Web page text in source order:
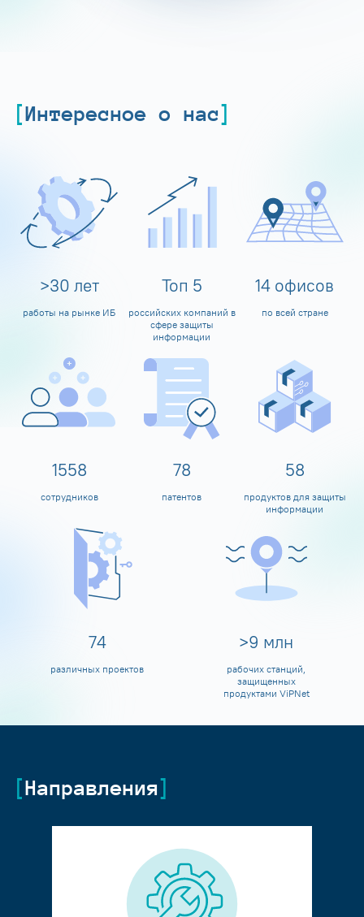
Интересное о нас
>30 лет
работы на рынке ИБ
Топ 5
российских компаний в
сфере защиты
информации
14 офисов
по всей стране
1600
сотрудников
80
патентов
60
продуктов для защиты
информации
80
различных проектов
>10 млн
рабочих станций,
защищенных
продуктами ViPNet
Направления